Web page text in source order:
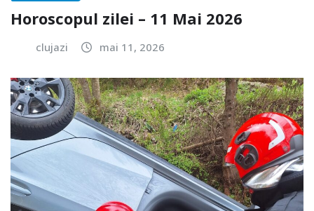
Horoscopul zilei – 11 Mai 2026
clujazi mai 11, 2026